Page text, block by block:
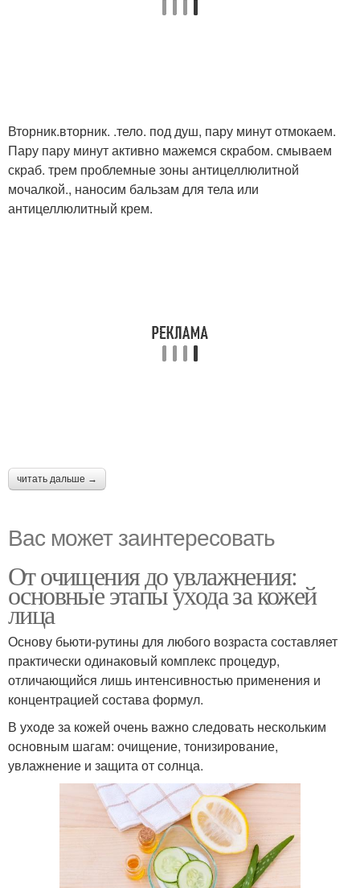
Вторник.вторник. .тело. под душ, пару минут отмокаем.
Пару пару минут активно мажемся скрабом. смываем
скраб. трем проблемные зоны антицеллюлитной
мочалкой., наносим бальзам для тела или
антицеллюлитный крем.
читать дальше →
Вас может заинтересовать
От очищения до увлажнения:
основные этапы ухода за кожей
лица
Основу бьюти-рутины для любого возраста составляет
практически одинаковый комплекс процедур,
отличающийся лишь интенсивностью применения и
концентрацией состава формул.
В уходе за кожей очень важно следовать нескольким
основным шагам: очищение, тонизирование,
увлажнение и защита от солнца.